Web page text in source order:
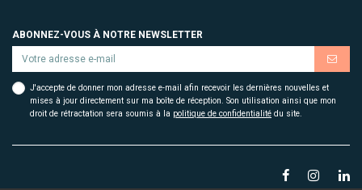
ABONNEZ-VOUS À NOTRE NEWSLETTER
J'accepte de donner mon adresse e-mail afin recevoir les dernières nouvelles et
mises à jour directement sur ma boîte de réception. Son utilisation ainsi que mon
droit de rétractation sera soumis à la politique de confidentialité du site.